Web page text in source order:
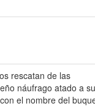
rescatan de las
náufrago atado a su
el nombre del